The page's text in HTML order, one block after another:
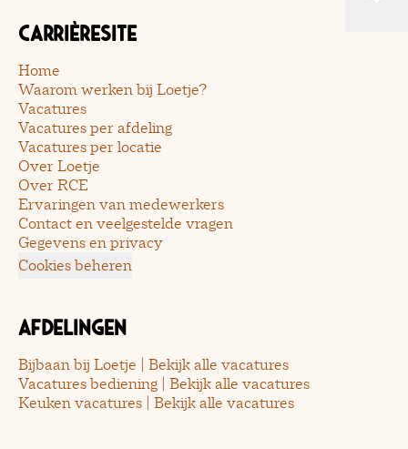
Carrièresite
Home
Waarom werken bij Loetje?
Vacatures
Vacatures per afdeling
Vacatures per locatie
Over Loetje
Over RCE
Ervaringen van medewerkers
Contact en veelgestelde vragen
Gegevens en privacy
Cookies beheren
Afdelingen
Bijbaan bij Loetje | Bekijk alle vacatures
Vacatures bediening | Bekijk alle vacatures
Keuken vacatures | Bekijk alle vacatures